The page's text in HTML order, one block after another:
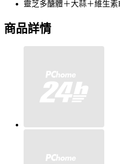
靈芝多醣體＋大蒜＋維生
商品詳情